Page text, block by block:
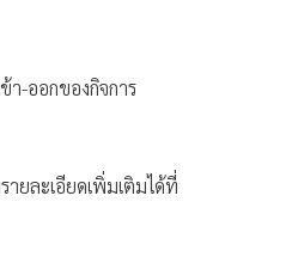
า-ออกของกิจการ
ยละเอียดเพิ่มเติมได้ที่